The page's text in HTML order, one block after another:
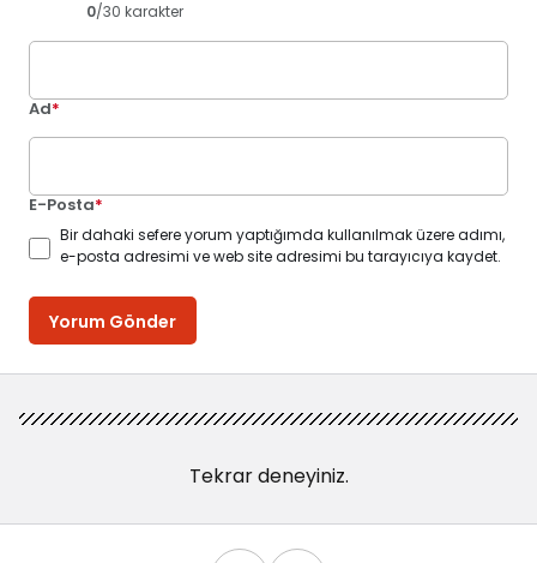
0/30 karakter
Ad*
E-Posta*
Bir dahaki sefere yorum yaptığımda kullanılmak üzere adımı,
e-posta adresimi ve web site adresimi bu tarayıcıya kaydet.
Yorum Gönder
Tekrar deneyiniz.